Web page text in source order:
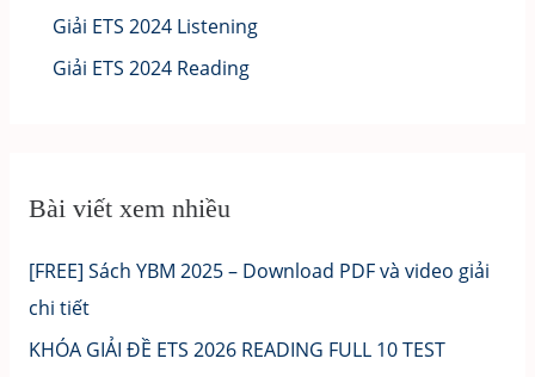
Giải ETS 2024 Listening
Giải ETS 2024 Reading
Bài viết xem nhiều
[FREE] Sách YBM 2025 – Download PDF và video giải
chi tiết
KHÓA GIẢI ĐỀ ETS 2026 READING FULL 10 TEST